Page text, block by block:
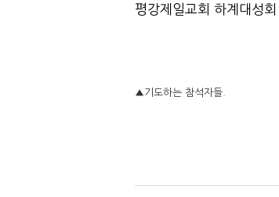
평강제일교회 하계대성
▲기도하는 참석자들.